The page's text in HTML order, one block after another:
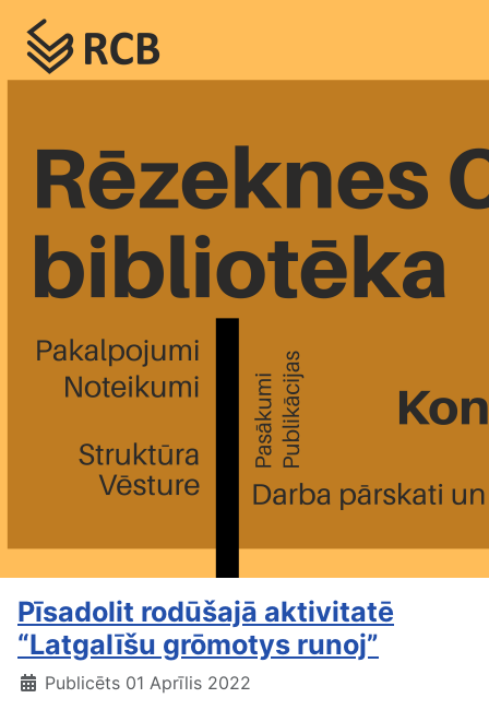
Pīsadolit rodūšajā aktivitatē
“Latgalīšu grōmotys runoj”
Publicēts 01 Aprīlis 2022